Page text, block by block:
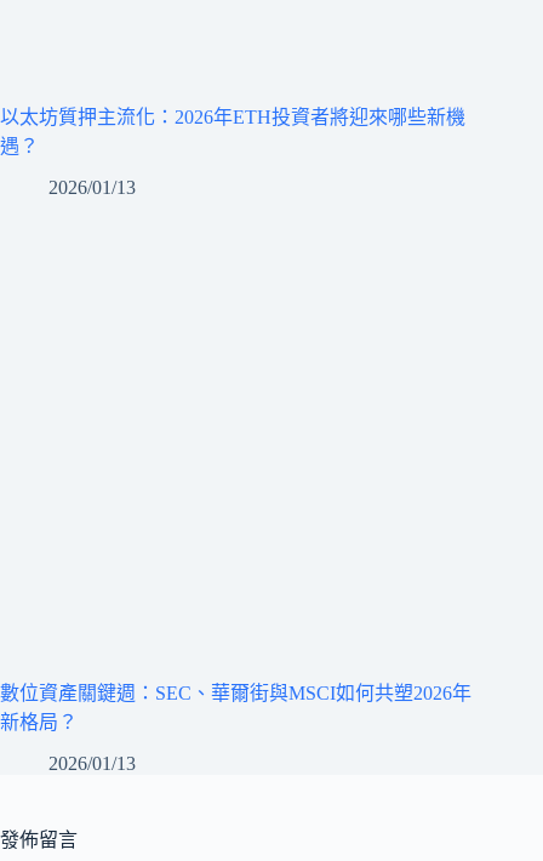
以太坊質押主流化：2026年ETH投資者將迎來哪些新機
遇？
2026/01/13
數位資產關鍵週：SEC、華爾街與MSCI如何共塑2026年
新格局？
2026/01/13
發佈留言